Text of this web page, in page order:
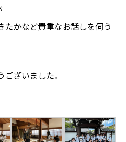
たかなど貴重なお話しを伺う
ざいました。